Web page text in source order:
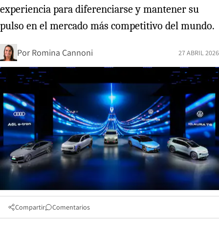
experiencia para diferenciarse y mantener su
pulso en el mercado más competitivo del mundo.
Por Romina Cannoni 27 ABRIL 2026
Compartir Comentarios